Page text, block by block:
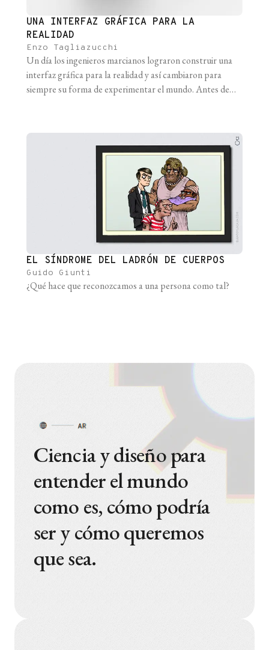
UNA INTERFAZ GRÁFICA PARA LA
REALIDAD
Enzo Tagliazucchi
Un día los ingenieros marcianos lograron construir una
interfaz gráfica para la realidad y así cambiaron para
siempre su forma de experimentar el mundo. Antes de
la interfaz gráfica les permitió vencer a sus [...]
EL SÍNDROME DEL LADRÓN DE CUERPOS
Guido Giunti
¿Qué hace que reconozcamos a una persona como tal?
Ciencia y diseño para
entender el mundo
como es, cómo podría
ser y cómo queremos
que sea.